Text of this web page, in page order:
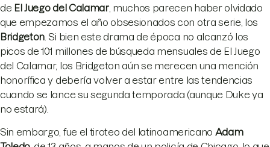
de El Juego del Calamar, muchos parecen haber olvidado
que empezamos el año obsesionados con otra serie, los
Bridgeton . Si bien este drama de época no alcanzó los
picos de 101 millones de búsqueda mensuales de El Juego
del Calamar, los Bridgeton aún se merecen una mención
honorífica y debería volver a estar entre las tendencias
cuando se lance su segunda temporada (aunque Duke ya
no estará).
Sin embargo, fue el tiroteo del latinoamericano Adam